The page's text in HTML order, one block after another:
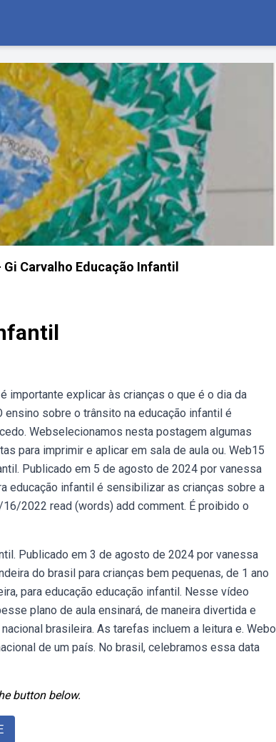
Carvalho Educação Infantil
importante explicar às crianças o que é o dia da
sobre o trânsito na educação infantil é
Webselecionamos nesta postagem algumas
para imprimir e aplicar em sala de aula ou. Web15
Publicado em 5 de agosto de 2024 por vanessa
educação infantil é sensibilizar as crianças sobre a
2022 read (words) add comment. É proibido o
Publicado em 3 de agosto de 2024 por vanessa
do brasil para crianças bem pequenas, de 1 ano
para educação educação infantil. Nesse vídeo
plano de aula ensinará, de maneira divertida e
brasileira. As tarefas incluem a leitura e. Webo
de um país. No brasil, celebramos essa data
button below.